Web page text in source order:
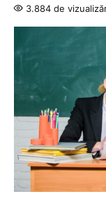
3.884 de